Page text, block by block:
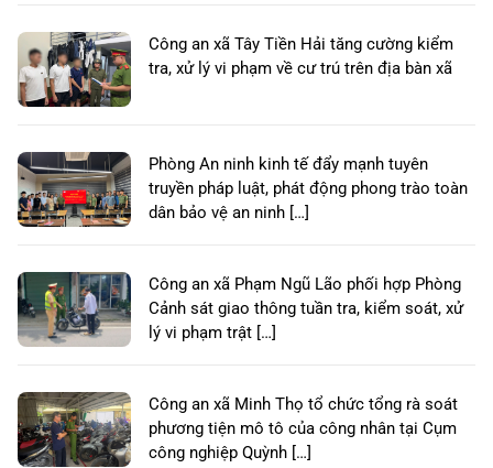
Công an xã Tây Tiền Hải tăng cường kiểm
tra, xử lý vi phạm về cư trú trên địa bàn xã
Phòng An ninh kinh tế đẩy mạnh tuyên
truyền pháp luật, phát động phong trào toàn
dân bảo vệ an ninh […]
Công an xã Phạm Ngũ Lão phối hợp Phòng
Cảnh sát giao thông tuần tra, kiểm soát, xử
lý vi phạm trật […]
Công an xã Minh Thọ tổ chức tổng rà soát
phương tiện mô tô của công nhân tại Cụm
công nghiệp Quỳnh […]